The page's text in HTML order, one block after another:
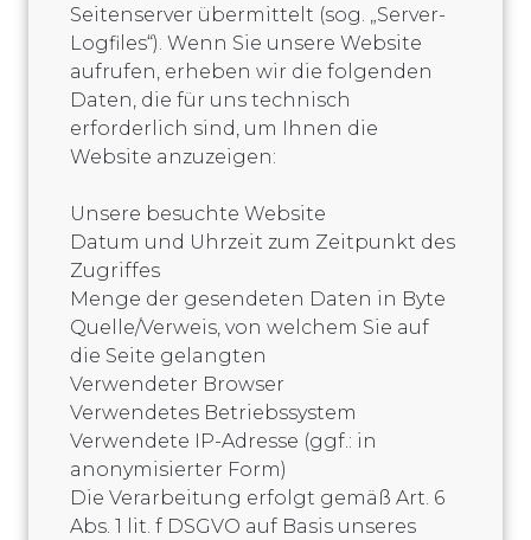
Seitenserver übermittelt (sog. „Server-
Logfiles“). Wenn Sie unsere Website
aufrufen, erheben wir die folgenden
Daten, die für uns technisch
erforderlich sind, um Ihnen die
Website anzuzeigen:
Unsere besuchte Website
Datum und Uhrzeit zum Zeitpunkt des
Zugriffes
Menge der gesendeten Daten in Byte
Quelle/Verweis, von welchem Sie auf
die Seite gelangten
Verwendeter Browser
Verwendetes Betriebssystem
Verwendete IP-Adresse (ggf.: in
anonymisierter Form)
Die Verarbeitung erfolgt gemäß Art. 6
Abs. 1 lit. f DSGVO auf Basis unseres